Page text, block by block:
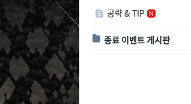
공략 & TIP
종료 이벤트 게시판